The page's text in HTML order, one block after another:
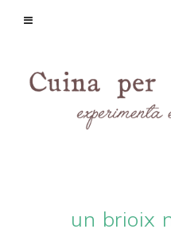
un brioix